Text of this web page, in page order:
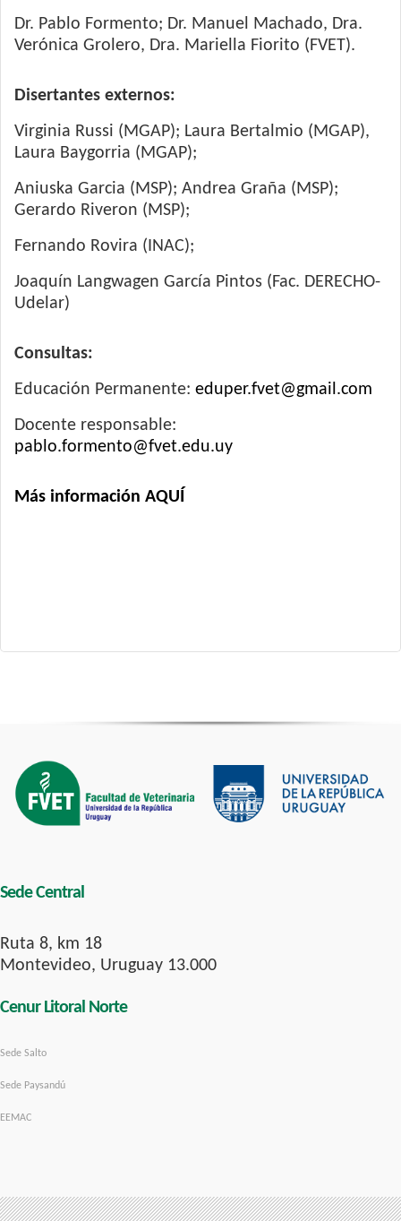
Dr. Pablo Formento; Dr. Manuel Machado, Dra.
Verónica Grolero, Dra. Mariella Fiorito (FVET).
Disertantes externos:
Virginia Russi (MGAP); Laura Bertalmio (MGAP),
Laura Baygorria (MGAP);
Aniuska Garcia (MSP); Andrea Graña (MSP);
Gerardo Riveron (MSP);
Fernando Rovira (INAC);
Joaquín Langwagen García Pintos (Fac. DERECHO-
Udelar)
Consultas:
Educación Permanente: eduper.fvet@gmail.com
Docente responsable:
pablo.formento@fvet.edu.uy
Más información AQUÍ
Sede Central
Ruta 8, km 18
Montevideo, Uruguay 13.000
Cenur Litoral Norte
Sede Salto
Sede Paysandú
EEMAC